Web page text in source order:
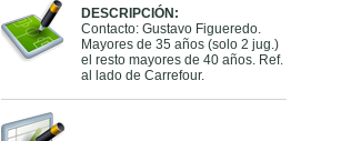
DESCRIPCIÓN:
Contacto: Gustavo Figueredo.
Mayores de 35 años (solo 2 jug.)
el resto mayores de 40 años. Ref.
al lado de Carrefour.